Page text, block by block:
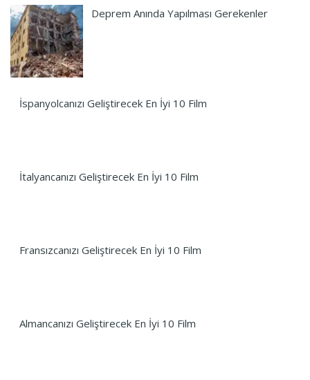
Deprem Anında Yapılması Gerekenler
İspanyolcanızı Geliştirecek En İyi 10 Film
İtalyancanızı Geliştirecek En İyi 10 Film
Fransızcanızı Geliştirecek En İyi 10 Film
Almancanızı Geliştirecek En İyi 10 Film